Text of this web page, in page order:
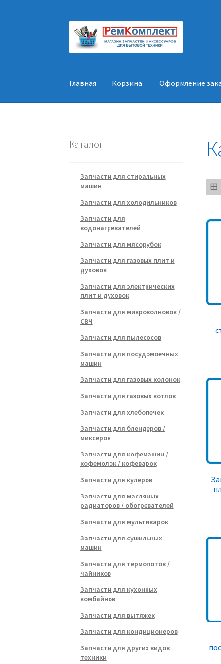
Перейти
навигации
Перейти
содержимому
Главная Корзина Оформление
Каталог
Запчасти для стиральных
машин
Запчасти для холодильников
Запчасти для
водонагревателей
Запчасти для мясорубок
Запчасти для газовых плит и
духовок
Запчасти для электрических
плит и духовок
Запчасти для микроволновок /
СВЧ
Запчасти для пылесосов
Запчасти для посудомоечных
машин
Запчасти для газовых колонок
Запчасти для газовых котлов
Запчасти для хлебопечек
Запчасти для блендеров /
миксеров
Запчасти для кофемашин /
кофемолок / кофеварок
Запчасти для кулеров
Запчасти для масляных
радиаторов / обогревателей
Запчасти для мультиварок
Запчасти для сушильных
машин
Запчасти для термопотов /
чайников
Запчасти для кухонных
комбайнов
Запчасти для вытяжек
Запчасти для кондиционеров
Запчасти для других видов
техники